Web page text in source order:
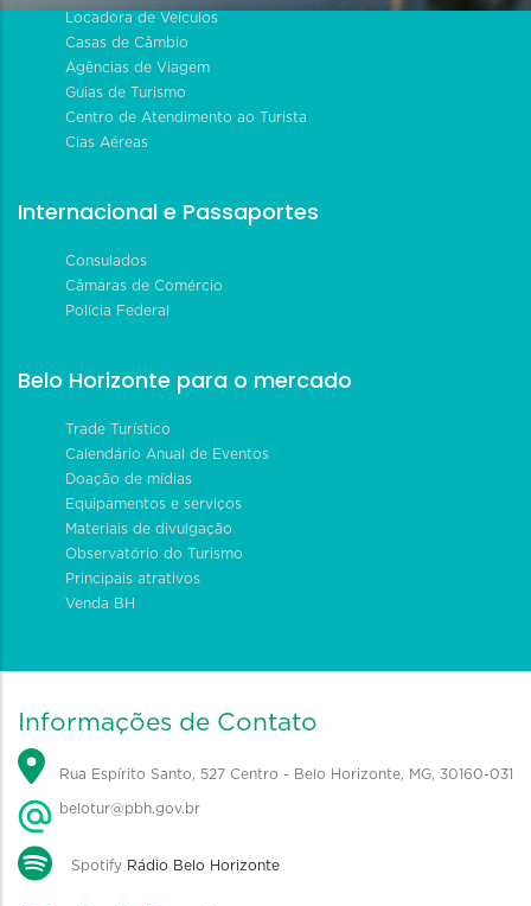
Locadora de Veículos
Casas de Câmbio
Agências de Viagem
Guias de Turismo
Centro de Atendimento ao Turista
Cias Aéreas
Internacional e Passaportes
Consulados
Câmaras de Comércio
Polícia Federal
Belo Horizonte para o mercado
Trade Turístico
Calendário Anual de Eventos
Doação de mídias
Equipamentos e serviços
Materiais de divulgação
Observatório do Turismo
Principais atrativos
Venda BH
Informações de Contato
Rua Espírito Santo, 527 Centro - Belo Horizonte, MG, 30160-031
belotur@pbh.gov.br
Spotify Rádio Belo Horizonte